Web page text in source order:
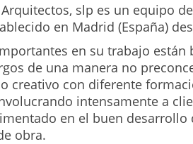
slp es un equipo
en Madrid (España)
en su trabajo están
de una manera no
creativo con diferente
intensamente a
en el buen desarrollo
obra.